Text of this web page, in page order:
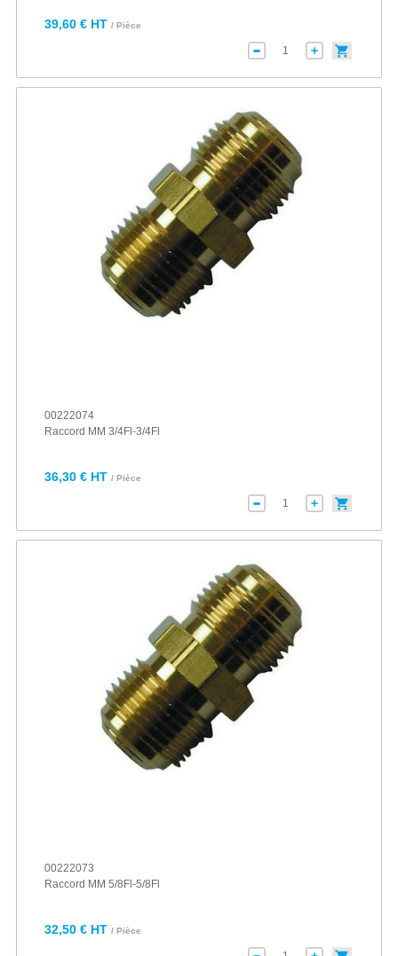
39,60 € HT / Pièce
00222074
Raccord MM 3/4Fl-3/4Fl
36,30 € HT / Pièce
00222073
Raccord MM 5/8Fl-5/8Fl
32,50 € HT / Pièce